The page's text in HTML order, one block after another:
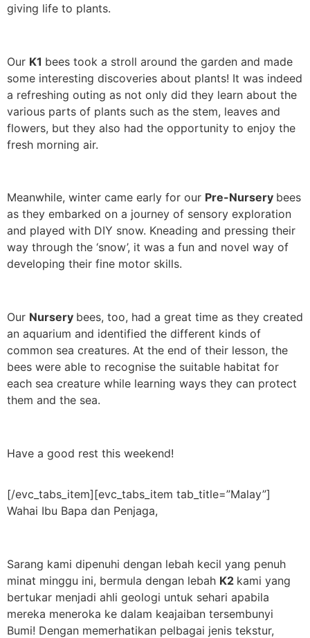
giving life to plants.
Our K1 bees took a stroll around the garden and made
some interesting discoveries about plants! It was indeed
a refreshing outing as not only did they learn about the
various parts of plants such as the stem, leaves and
flowers, but they also had the opportunity to enjoy the
fresh morning air.
Meanwhile, winter came early for our Pre-Nursery bees
as they embarked on a journey of sensory exploration
and played with DIY snow. Kneading and pressing their
way through the ‘snow’, it was a fun and novel way of
developing their fine motor skills.
Our Nursery bees, too, had a great time as they created
an aquarium and identified the different kinds of
common sea creatures. At the end of their lesson, the
bees were able to recognise the suitable habitat for
each sea creature while learning ways they can protect
them and the sea.
Have a good rest this weekend!
[/evc_tabs_item][evc_tabs_item tab_title=”Malay”]
Wahai Ibu Bapa dan Penjaga,
Sarang kami dipenuhi dengan lebah kecil yang penuh
minat minggu ini, bermula dengan lebah K2 kami yang
bertukar menjadi ahli geologi untuk sehari apabila
mereka meneroka ke dalam keajaiban tersembunyi
Bumi! Dengan memerhatikan pelbagai jenis tekstur,